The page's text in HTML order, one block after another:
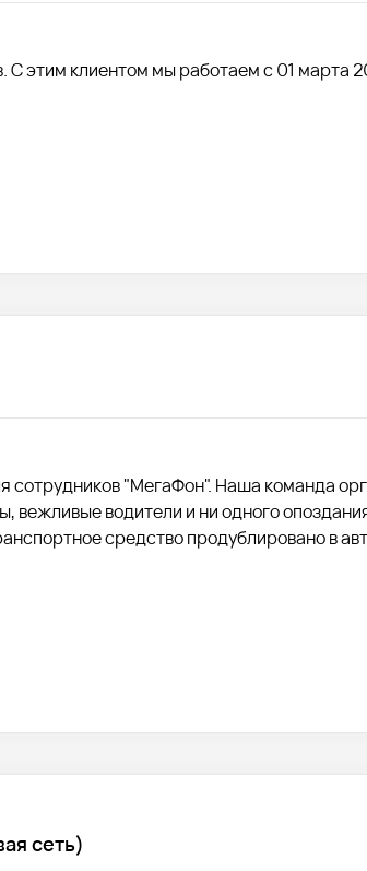
С этим клиентом мы работаем с 01 марта
сотрудников "МегаФон". Наша команда
водители и ни одного
средство продублировано в
сеть)